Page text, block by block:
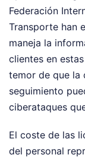
Federación
Transporte han
maneja la
clientes en
temor de que la
seguimiento
ciberataques
El coste de las
del personal